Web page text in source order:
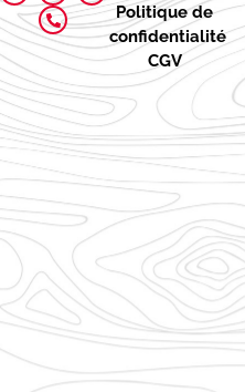
Politique de
confidentialité
CGV